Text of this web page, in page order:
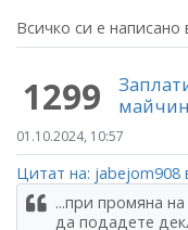
Всичко си е
1299
01.10.2024, 10:57
Цитат на: jabejom908
...при промяна
да подадете